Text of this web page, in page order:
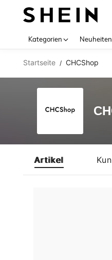
Kategorien Neuheiten
Startseite / CHCShop
Artikel